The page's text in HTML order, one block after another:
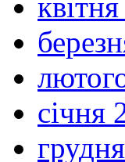
січня